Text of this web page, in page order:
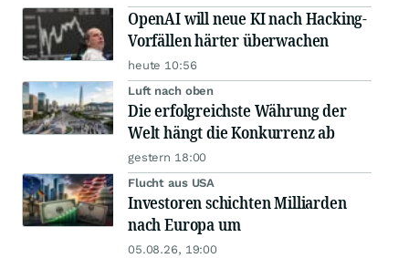
OpenAI will neue KI nach Hacking-
Vorfällen härter überwachen
heute 10:56
Luft nach oben
Die erfolgreichste Währung der
Welt hängt die Konkurrenz ab
gestern 18:00
Flucht aus USA
Investoren schichten Milliarden
nach Europa um
05.08.26, 19:00